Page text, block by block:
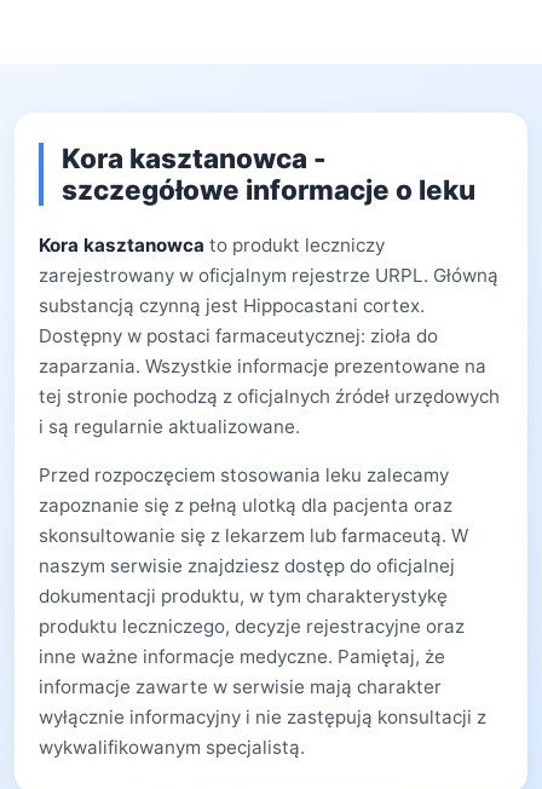
Kora kasztanowca -
szczegółowe informacje o leku
Kora kasztanowca to produkt leczniczy
zarejestrowany w oficjalnym rejestrze URPL. Główną
substancją czynną jest Hippocastani cortex.
Dostępny w postaci farmaceutycznej: zioła do
zaparzania. Wszystkie informacje prezentowane na
tej stronie pochodzą z oficjalnych źródeł urzędowych
i są regularnie aktualizowane.
Przed rozpoczęciem stosowania leku zalecamy
zapoznanie się z pełną ulotką dla pacjenta oraz
skonsultowanie się z lekarzem lub farmaceutą. W
naszym serwisie znajdziesz dostęp do oficjalnej
dokumentacji produktu, w tym charakterystykę
produktu leczniczego, decyzje rejestracyjne oraz
inne ważne informacje medyczne. Pamiętaj, że
informacje zawarte w serwisie mają charakter
wyłącznie informacyjny i nie zastępują konsultacji z
wykwalifikowanym specjalistą.